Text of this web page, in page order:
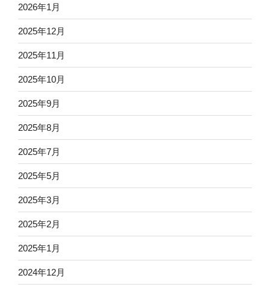
2026年1月
2025年12月
2025年11月
2025年10月
2025年9月
2025年8月
2025年7月
2025年5月
2025年3月
2025年2月
2025年1月
2024年12月